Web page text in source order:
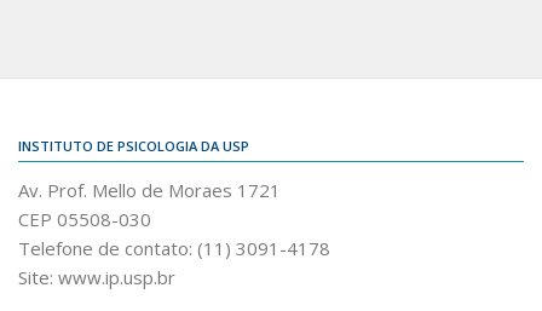
INSTITUTO DE PSICOLOGIA DA USP
Av. Prof. Mello de Moraes 1721
CEP 05508-030
Telefone de contato: (11) 3091-4178
Site: www.ip.usp.br